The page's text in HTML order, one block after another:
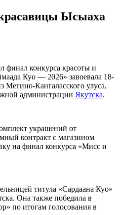
Ысыаха
конкурса красоты и
Куо — 2026» завоевала 18-
Мегино-Кангаласского улуса,
администрации Якутска.
украшений от
контракт с магазином
на финал конкурса «Мисс и
титула «Сардаана Куо»
Она также победила в
по итогам голосования в